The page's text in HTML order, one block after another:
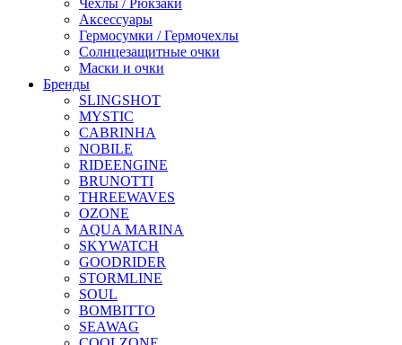
Чехлы / Рюкзаки
Аксессуары
Гермосумки / Гермочехлы
Солнцезащитные очки
Маски и очки
Бренды
SLINGSHOT
MYSTIC
CABRINHA
NOBILE
RIDEENGINE
BRUNOTTI
THREEWAVES
OZONE
AQUA MARINA
SKYWATCH
GOODRIDER
STORMLINE
SOUL
BOMBITTO
SEAWAG